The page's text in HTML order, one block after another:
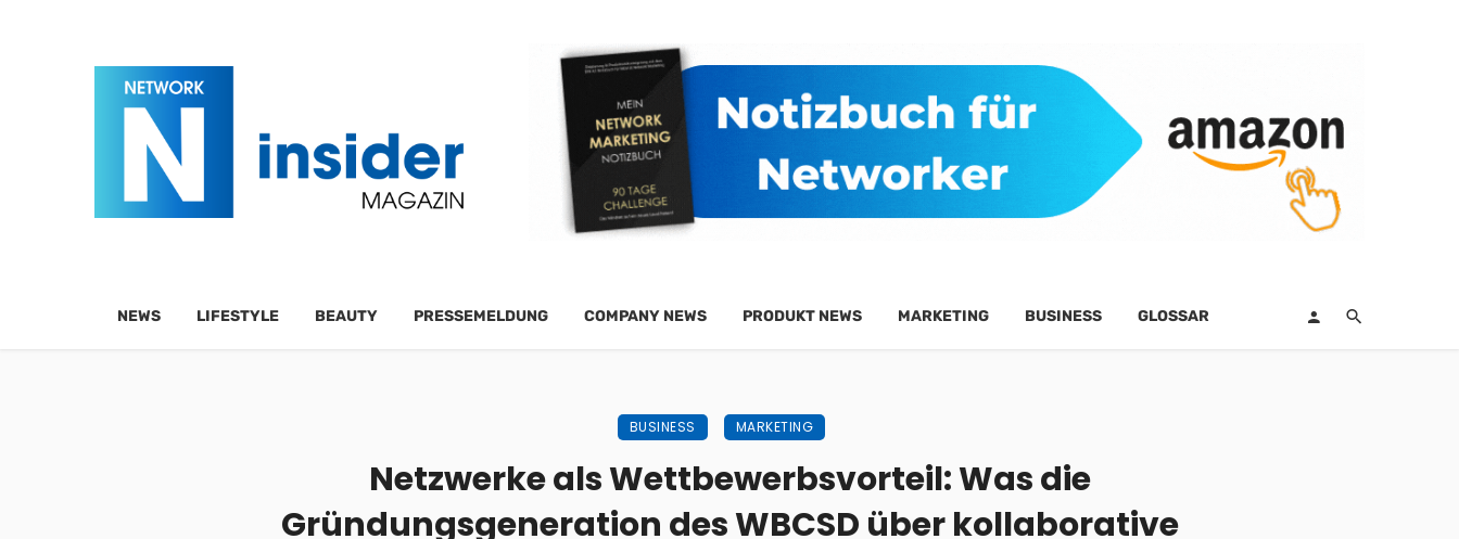
NEWS LIFESTYLE BEAUTY PRESSEMELDUNG COMPANY NEWS PRODUKT NEWS MARKETING BUSINESS GLOSSAR
BUSINESS MARKETING
Netzwerke als Wettbewerbsvorteil: Was die
Gründungsgeneration des WBCSD über kollaborative